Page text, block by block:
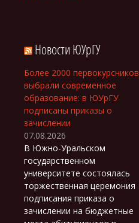
Новости ЮУрГУ
Более 2000 первокурсников
выбрали современное
образование: в ЮУрГУ
подписаны приказы о
зачислении
07.08.2026
В Южно-Уральском
государственном
университете состоялась
торжественная церемония
подписания приказа о
зачислении на бюджетные